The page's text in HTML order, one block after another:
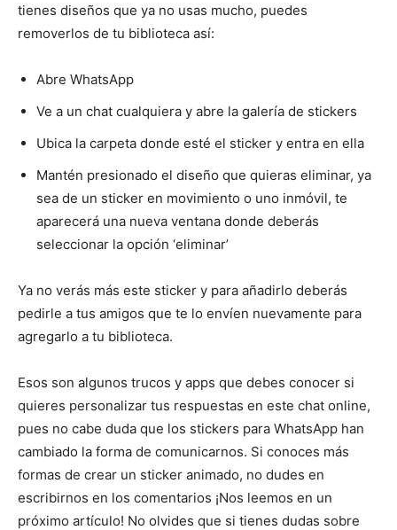
tienes diseños que ya no usas mucho, puedes
removerlos de tu biblioteca así:
Abre WhatsApp
Ve a un chat cualquiera y abre la galería de stickers
Ubica la carpeta donde esté el sticker y entra en ella
Mantén presionado el diseño que quieras eliminar, ya
sea de un sticker en movimiento o uno inmóvil, te
aparecerá una nueva ventana donde deberás
seleccionar la opción ‘eliminar’
Ya no verás más este sticker y para añadirlo deberás
pedirle a tus amigos que te lo envíen nuevamente para
agregarlo a tu biblioteca.
Esos son algunos trucos y apps que debes conocer si
quieres personalizar tus respuestas en este chat online,
pues no cabe duda que los stickers para WhatsApp han
cambiado la forma de comunicarnos. Si conoces más
formas de crear un sticker animado, no dudes en
escribirnos en los comentarios ¡Nos leemos en un
próximo artículo! No olvides que si tienes dudas sobre